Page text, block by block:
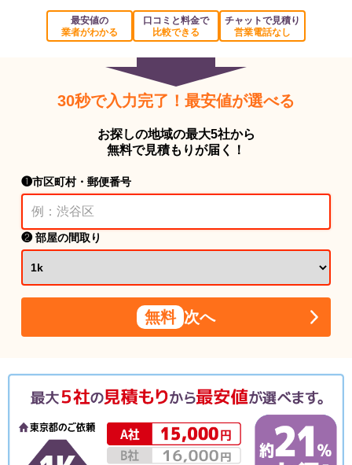
最安値の
業者がわかる
口コミと料金で
比較できる
チャットで見積り
営業電話なし
30秒で入力完了！最安値が選べる
お探しの地域の最大5社から
無料で見積もりが届く！
❶市区町村・郵便番号
❷ 部屋の間取り
無料 次へ